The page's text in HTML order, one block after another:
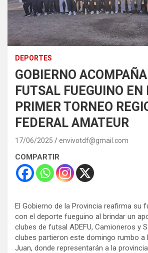
DEPORTES
GOBIERNO
FUTSAL FUEGUINO EN
PRIMER TORNEO
FEDERAL AMATEUR
17/06/2025 envivotdf@gmail.com
COMPARTIR
El Gobierno de la Provincia reafirma su
con el deporte fueguino al brindar un
clubes de futsal ADEFU, Camioneros y
clubes partieron este domingo rumbo a
Juan, donde representarán a la